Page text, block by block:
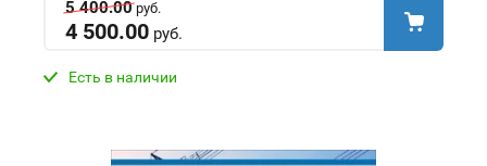
5 400.00руб.
4 500.00 руб.
Есть в наличии